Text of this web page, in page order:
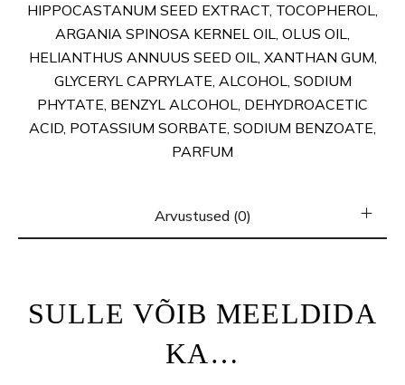
HIPPOCASTANUM SEED EXTRACT, TOCOPHEROL,
ARGANIA SPINOSA KERNEL OIL, OLUS OIL,
HELIANTHUS ANNUUS SEED OIL, XANTHAN GUM,
GLYCERYL CAPRYLATE, ALCOHOL, SODIUM
PHYTATE, BENZYL ALCOHOL, DEHYDROACETIC
ACID, POTASSIUM SORBATE, SODIUM BENZOATE,
PARFUM
Arvustused (0)
SULLE VÕIB MEELDIDA
KA…